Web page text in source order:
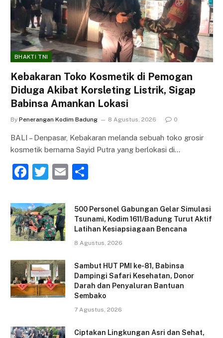
BHAKTI TNI
Kebakaran Toko Kosmetik di Pemogan
Diduga Akibat Korsleting Listrik, Sigap
Babinsa Amankan Lokasi
By Penerangan Kodim Badung 8 Agustus, 2026 0
BALI – Denpasar, Kebakaran melanda sebuah toko grosir
kosmetik bernama Sayid Putra yang berlokasi di…
F
c
e
b
o
k
T
itt
er
E
ai ar
e
500 Personel Gabungan Gelar Simulasi
Tsunami, Kodim 1611/Badung Turut Aktif
Latihan Kesiapsiagaan Bencana
8 Agustus, 2026
Sambut HUT PMI ke-81, Babinsa
Dampingi Safari Kesehatan, Donor
Darah dan Penyaluran Bantuan
Sembako
7 Agustus, 2026
Ciptakan Lingkungan Asri dan Sehat,